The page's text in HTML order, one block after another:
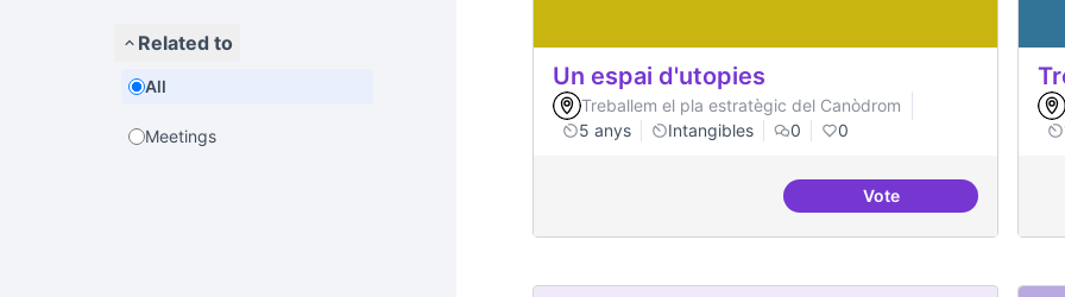
Related to
All
Meetings
Un espai d'utopies
Treballem el pla estratègic del Canòdrom
5 anys
Intangibles 0 0
VoteUn espai d'utopies